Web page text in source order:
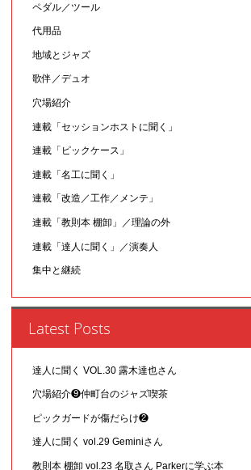
ペダル／ツール
代用品
地域とジャズ
歌伴／デュオ
穴場紹介
連載「セッションホストに聞く」
連載「ピックケース」
連載「名工に聞く」
連載「改造／工作／メンテ」
連載「教則本 棚卸」／理論の外
連載「達人に聞く」／演奏人
集中と継続
Latest Posts
達人に聞く VOL.30 露木達也さん
穴場紹介❾仲町台のジャズ喫茶
ピックガードが傷だらけ❷
達人に聞く vol.29 Geminiさん
教則本 棚卸 vol.23 名取さん Parkerに学ぶ本